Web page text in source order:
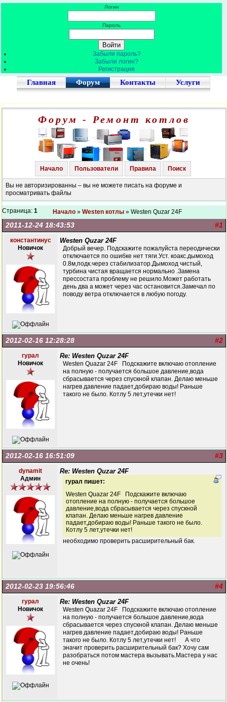
Логин
Пароль
Забыли пароль?
Забыли логин?
Регистрация
Главная Форум Контакты Услуги
Форум - Ремонт котлов
Начало Пользователи Правила Поиск
Вы не авторизированны – вы не можете писать на форуме и
просматривать файлы
Страница: 1 Начало » Westen котлы » Westen Quzar 24F
#1
2011-12-24 18:43:53
константинус
Новичок
Westen Quzar 24F
Добрый вечер. Подскажите пожалуйста переодически
отключается по ошибке нет тяги.Уст. коакс.дымоход
0.8м,подк.через стабилизатор.Дымоход чистый,
турбина чистая вращается нормально .Замена
прессостата проблему не решило.Может работать
день два а может через час остановится.Замечал по
поводу ветра отключается в любую погоду.
#2
2012-02-16 12:28:28
гурал
Новичок
Re: Westen Quzar 24F
Westen Quazar 24F Подскажите включаю отопление
на полную - получается большое давление,вода
сбрасывается через спускной клапан. Делаю меньше
нагрев давление падает,добираю воды! Раньше
такого не было. Котлу 5 лет,утечки нет!
#3
2012-02-16 16:51:09
dynamit
Админ
Re: Westen Quzar 24F
гурал пишет:
Westen Quazar 24F Подскажите включаю
отопление на полную - получается большое
давление,вода сбрасывается через спускной
клапан. Делаю меньше нагрев давление
падает,добираю воды! Раньше такого не было.
Котлу 5 лет,утечки нет!
необходимо проверить расширительный бак.
#4
2012-02-23 19:56:46
гурал
Новичок
Re: Westen Quzar 24F
Westen Quazar 24F Подскажите включаю отопление
на полную - получается большое давление,вода
сбрасывается через спускной клапан. Делаю меньше
нагрев давление падает,добираю воды! Раньше
такого не было. Котлу 5 лет,утечки нет! А что
эначит проверить расширительный бак? Хочу сам
разобраться потом мастера вызывать.Мастера у нас
не очень!